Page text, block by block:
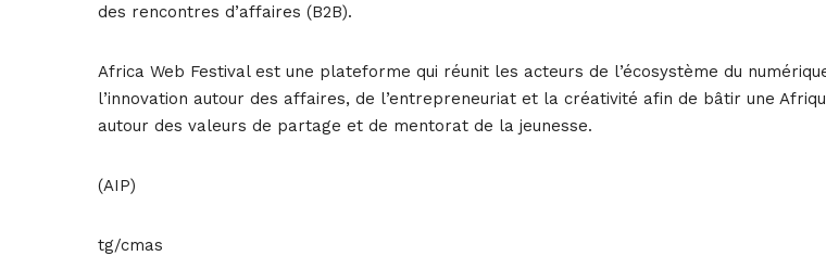
des rencontres d’affaires (B2B).
Africa Web Festival est une plateforme qui réunit les acteurs de l’écosystème du
l’innovation autour des affaires, de l’entrepreneuriat et la créativité afin de bâtir une
autour des valeurs de partage et de mentorat de la jeunesse.
(AIP)
tg/cmas